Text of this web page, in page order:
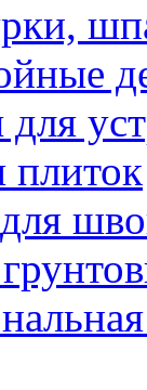
плиток